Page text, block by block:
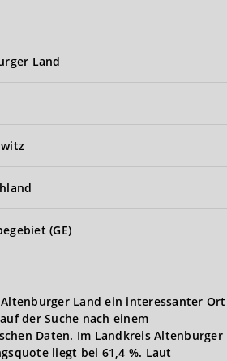
Land
(GE)
Land ein interessanter Ort
der Suche nach einem
Daten. Im Landkreis Altenburger
liegt bei 61,4 %. Laut